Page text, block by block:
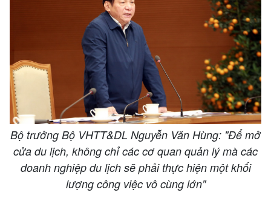
Bộ trưởng Bộ VHTT&DL Nguyễn Văn Hùng: "Để mở
cửa du lịch, không chỉ các cơ quan quản lý mà các
doanh nghiệp du lịch sẽ phải thực hiện một khối
lượng công việc vô cùng lớn"